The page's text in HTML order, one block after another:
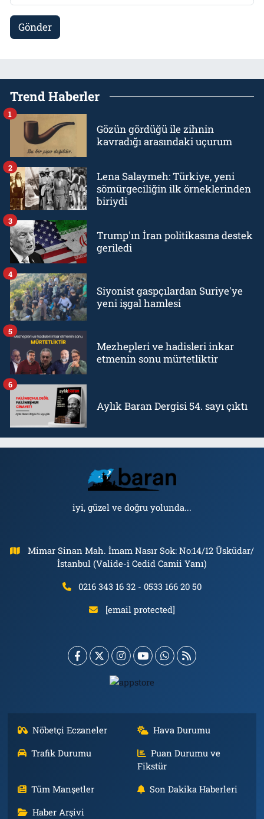
Gönder
Trend Haberler
Gözün gördüğü ile zihnin
kavradığı arasındaki uçurum
1
Lena Salaymeh: Türkiye, yeni
sömürgeciliğin ilk örneklerinden
biriydi
2
Trump'ın İran politikasına destek
geriledi
3
Siyonist gaspçılardan Suriye'ye
yeni işgal hamlesi
4
Mezhepleri ve hadisleri inkar
etmenin sonu mürtetliktir
5
Aylık Baran Dergisi 54. sayı çıktı
6
iyi, güzel ve doğru yolunda...
Mimar Sinan Mah. İmam Nasır Sok: No:14/12 Üsküdar/
İstanbul (Valide-i Cedid Camii Yanı)
0216 343 16 32 - 0533 166 20 50
[email protected]
Nöbetçi Eczaneler
Hava Durumu
Trafik Durumu
Puan Durumu ve
Fikstür
Tüm Manşetler
Son Dakika Haberleri
Haber Arşivi